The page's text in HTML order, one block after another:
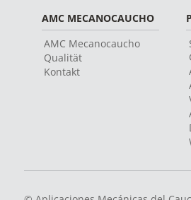
AMC MECANOCAUCHO
AMC Mecanocaucho
Qualität
Kontakt